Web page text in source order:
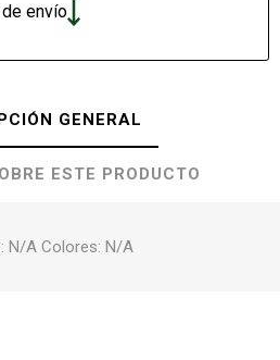
envío
GENERAL
ESTE PRODUCTO
N/A Colores: N/A